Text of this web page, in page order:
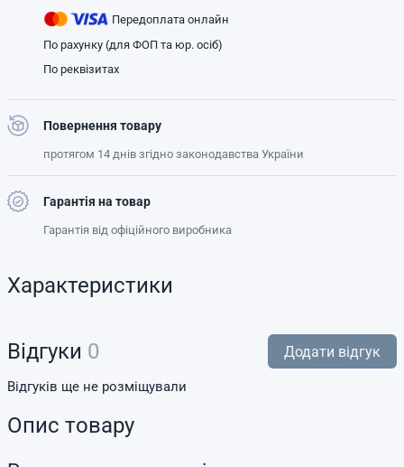
Передоплата онлайн
По рахунку (для ФОП та юр. осіб)
По реквізитах
Повернення товару
протягом 14 днів згідно законодавства України
Гарантія на товар
Гарантія від офіційного виробника
Характеристики
Відгуки 0 Додати відгук
Відгуків ще не розміщували
Опис товару